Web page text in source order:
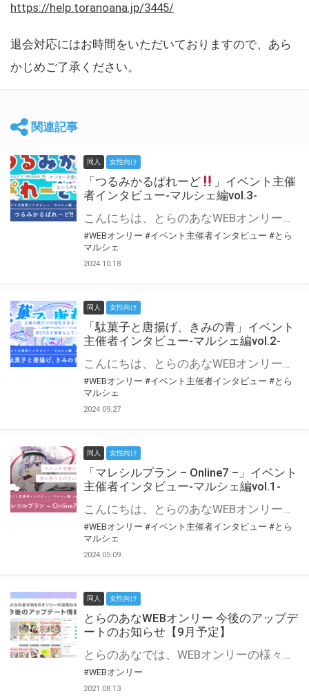
https://help.toranoana.jp/3445/
退会対応にはお時間をいただいておりますので、あら
かじめご了承ください。
関連記事
同人 女性向け
「つるみかるぱれーど
」イベント主催
者インタビュー-マルシェ編vol.3-
こんにちは、とらのあなWEBオンリー運営スタッフです。 新たにお届けする、イベント主催者インタビュー-マルシェ編-は、 とらのあなWEBオンリー「マルシェ」をご利用した主催様に 「マルシェ」を使って開催した感想や心がけをお聞きする企画です。 今回は、WEBオンリー初開催「つるみかるぱれーど
#WEBオンリー #イベント主催者インタビュー #とら
マルシェ
2024.10.18
同人 女性向け
「駄菓子と唐揚げ、きみの青」イベント
主催者インタビュー-マルシェ編vol.2-
こんにちは、とらのあなWEBオンリー運営スタッフです。 新たにお届けする、イベント主催者インタビュー-マルシェ編-は、 とらのあなWEBオンリー「マルシェ」をご利用の主催様に 「マルシェ」を使ってイベントを開催した感想や心がけをお聞きする企画です。 今回は、WEBオンリー初開催「駄菓子と唐揚げ、きみの青」より、 主催のぎこ六屋様にお話を伺いました。 協力：ぎこ六屋様／イベント公式Twitter（@krkgwks） とらのあなWEBオンリー「マルシェ」とは？ WEBオンリーでリアルタイムでコミュニケーションがとれるオンライン会場です。
#WEBオンリー #イベント主催者インタビュー #とら
マルシェ
2024.09.27
同人 女性向け
「マレシルプラン – Online7 –」イベント
主催者インタビュー-マルシェ編vol.1-
こんにちは、とらのあなWEBオンリー運営スタッフです。 新たにお届けする、イベント主催者インタビュー-マルシェ編-は、 とらのあなWEBオンリー「マルシェ」をご利用した主催様に 「マルシェ」を使って開催した感想や心がけをお聞きする企画です。 今回は、WEBオンリー開催7回目迎えた「マレシルプラン – Online7 –」より、 主催の玉川うた様にお話を伺いました。 ▼マレシルプランのインタビュー前回記事 「イベント主催者インタビュー vol.6」はこちら 協力：玉川うた様（マレシルプラン実行委員会 代表）／イベント公式Twitter（@mallesil_plan） とらのあなWEBオンリー「マルシェ」とは？ WEBオンリーでリアルタイムでコミュニケーションがとれるオンライン会場です。
#WEBオンリー #イベント主催者インタビュー #とら
マルシェ
2024.05.09
同人 女性向け
とらのあなWEBオンリー 今後のアップデ
ートのお知らせ【9月予定】
とらのあなでは、WEBオンリーの様々な支援を実施しています。 今回は2021年9月に実装を予定しているアップデート情報についてご紹介いたします。 とらのあなWEBオンリーサイトはこちら
#WEBオンリー
2021.08.13